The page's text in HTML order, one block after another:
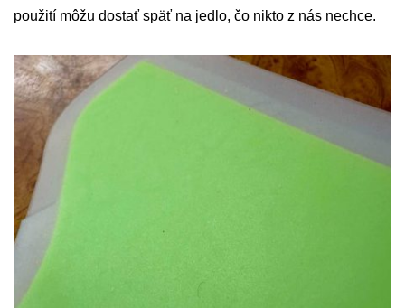
použití môžu dostať späť na jedlo, čo nikto z nás nechce.